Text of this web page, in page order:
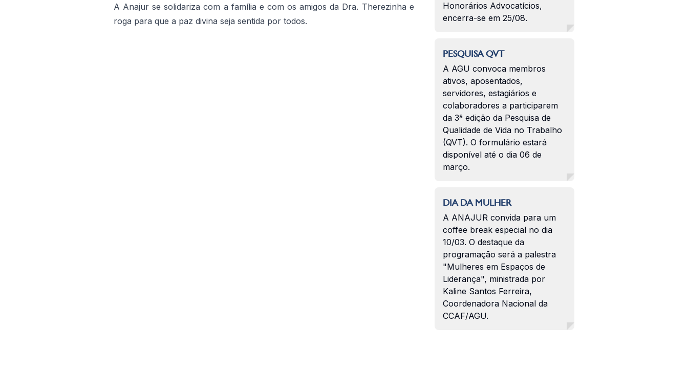
A Anajur se solidariza com a família e com os amigos da Dra. Therezinha e
roga para que a paz divina seja sentida por todos.
Honorários Advocatícios,
encerra-se em 25/08.
PESQUISA QVT
A AGU convoca membros
ativos, aposentados,
servidores, estagiários e
colaboradores a participarem
da 3ª edição da Pesquisa de
Qualidade de Vida no Trabalho
(QVT). O formulário estará
disponível até o dia 06 de
março.
DIA DA MULHER
A ANAJUR convida para um
coffee break especial no dia
10/03. O destaque da
programação será a palestra
"Mulheres em Espaços de
Liderança", ministrada por
Kaline Santos Ferreira,
Coordenadora Nacional da
CCAF/AGU.